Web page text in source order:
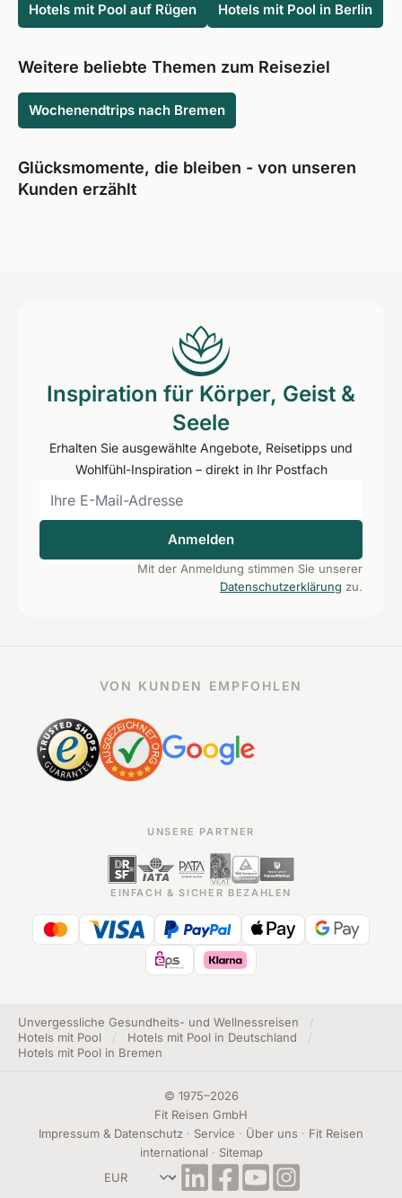
Hotels mit Pool auf Rügen Hotels mit Pool in Berlin
Weitere beliebte Themen zum Reiseziel
Wochenendtrips nach Bremen
Glücksmomente, die bleiben - von unseren
Kunden erzählt
Inspiration für Körper, Geist &
Seele
Erhalten Sie ausgewählte Angebote, Reisetipps und
Wohlfühl-Inspiration – direkt in Ihr Postfach
Anmelden
Mit der Anmeldung stimmen Sie unserer
Datenschutzerklärung zu.
VON KUNDEN EMPFOHLEN
UNSERE PARTNER
EINFACH & SICHER BEZAHLEN
Unvergessliche Gesundheits- und Wellnessreisen
Hotels mit Pool
Hotels mit Pool in Deutschland
Hotels mit Pool in Bremen
© 1975–2026
Fit Reisen GmbH
Impressum & Datenschutz · Service · Über uns · Fit Reisen
international · Sitemap